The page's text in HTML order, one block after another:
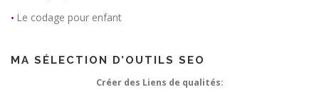
• Le codage pour enfant
MA SÉLECTION D’OUTILS SEO
Créer des Liens de qualités: